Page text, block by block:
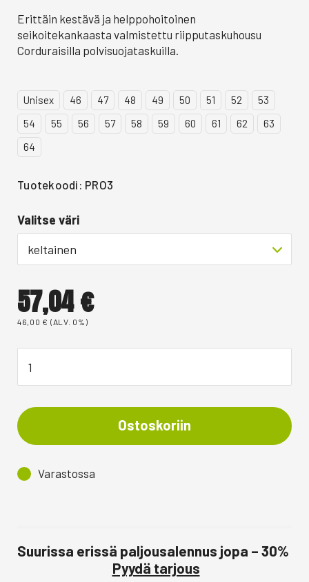
Erittäin kestävä ja helppohoitoinen
seikoitekankaasta valmistettu riipputaskuhousu
Corduraisilla polvisuojataskuilla.
Unisex 46 47 48 49 50 51 52
53
54
55 56 57 58 59 60 61 62
63
64
Tuotekoodi: PRO3
Valitse väri
keltainen
57,04€
46,00 € (ALV. 0%)
Ostoskoriin
Varastossa
Suurissa erissä paljousalennus jopa – 30%
Pyydä tarjous